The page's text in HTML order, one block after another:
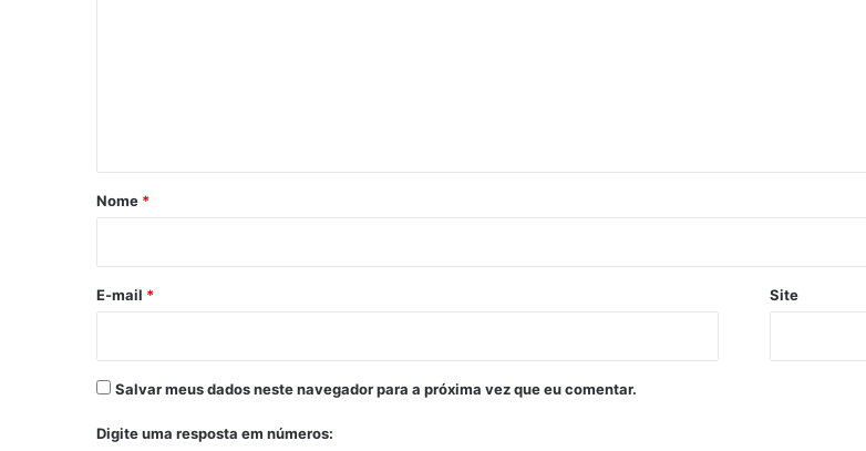
r
*
Nome *
E-mail * Site
Salvar meus dados neste navegador para a próxima vez que eu comentar.
Digite uma resposta em números: